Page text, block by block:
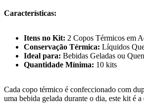
Características:
Itens no Kit: 2 Copos Térmicos em
Conservação Térmica: Líquidos
Ideal para: Bebidas Geladas ou
Quantidade Mínima: 10 kits
Cada copo térmico é confeccionado com
uma bebida gelada durante o dia, este kit é a